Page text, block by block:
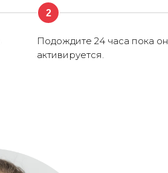
2
Подождите 24 часа пока он
активируется.